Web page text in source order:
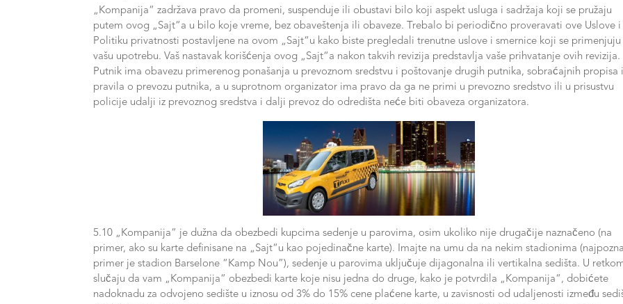
„Kompanija“ zadržava pravo da promeni, suspenduje ili obustavi bilo koji aspekt usluga i sadržaja koji se pružaju
putem ovog „Sajt“a u bilo koje vreme, bez obaveštenja ili obaveze. Trebalo bi periodično proveravati ove Uslove i
Politiku privatnosti postavljene na ovom „Sajt“u kako biste pregledali trenutne uslove i smernice koji se primenjuju
vašu upotrebu. Vaš nastavak korišćenja ovog „Sajt“a nakon takvih revizija predstavlja vaše prihvatanje ovih revizija.
Putnik ima obavezu primerenog ponašanja u prevoznom sredstvu i poštovanje drugih putnika, sobraćajnih propisa i
pravila o prevozu putnika, a u suprotnom organizator ima pravo da ga ne primi u prevozno sredstvo ili u prisustvu
policije udalji iz prevoznog sredstva i dalji prevoz do odredišta neće biti obaveza organizatora.
5.10 „Kompanija“ je dužna da obezbedi kupcima sedenje u parovima, osim ukoliko nije drugačije naznačeno (na
primer, ako su karte definisane na „Sajt“u kao pojedinačne karte). Imajte na umu da na nekim stadionima
primer je stadion Barselone “Kamp Nou”), sedenje u parovima uključuje dijagonalna ili vertikalna sedišta. U
slučaju da vam „Kompanija“ obezbedi karte koje nisu jedna do druge, kako je potvrdila „Kompanija“, dobićete
nadoknadu za odvojeno sedište u iznosu od 3% do 15% cene plaćene karte, u zavisnosti od udaljenosti između